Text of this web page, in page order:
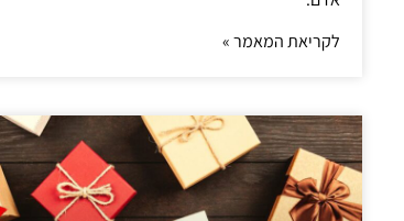
לקריאת המאמר »